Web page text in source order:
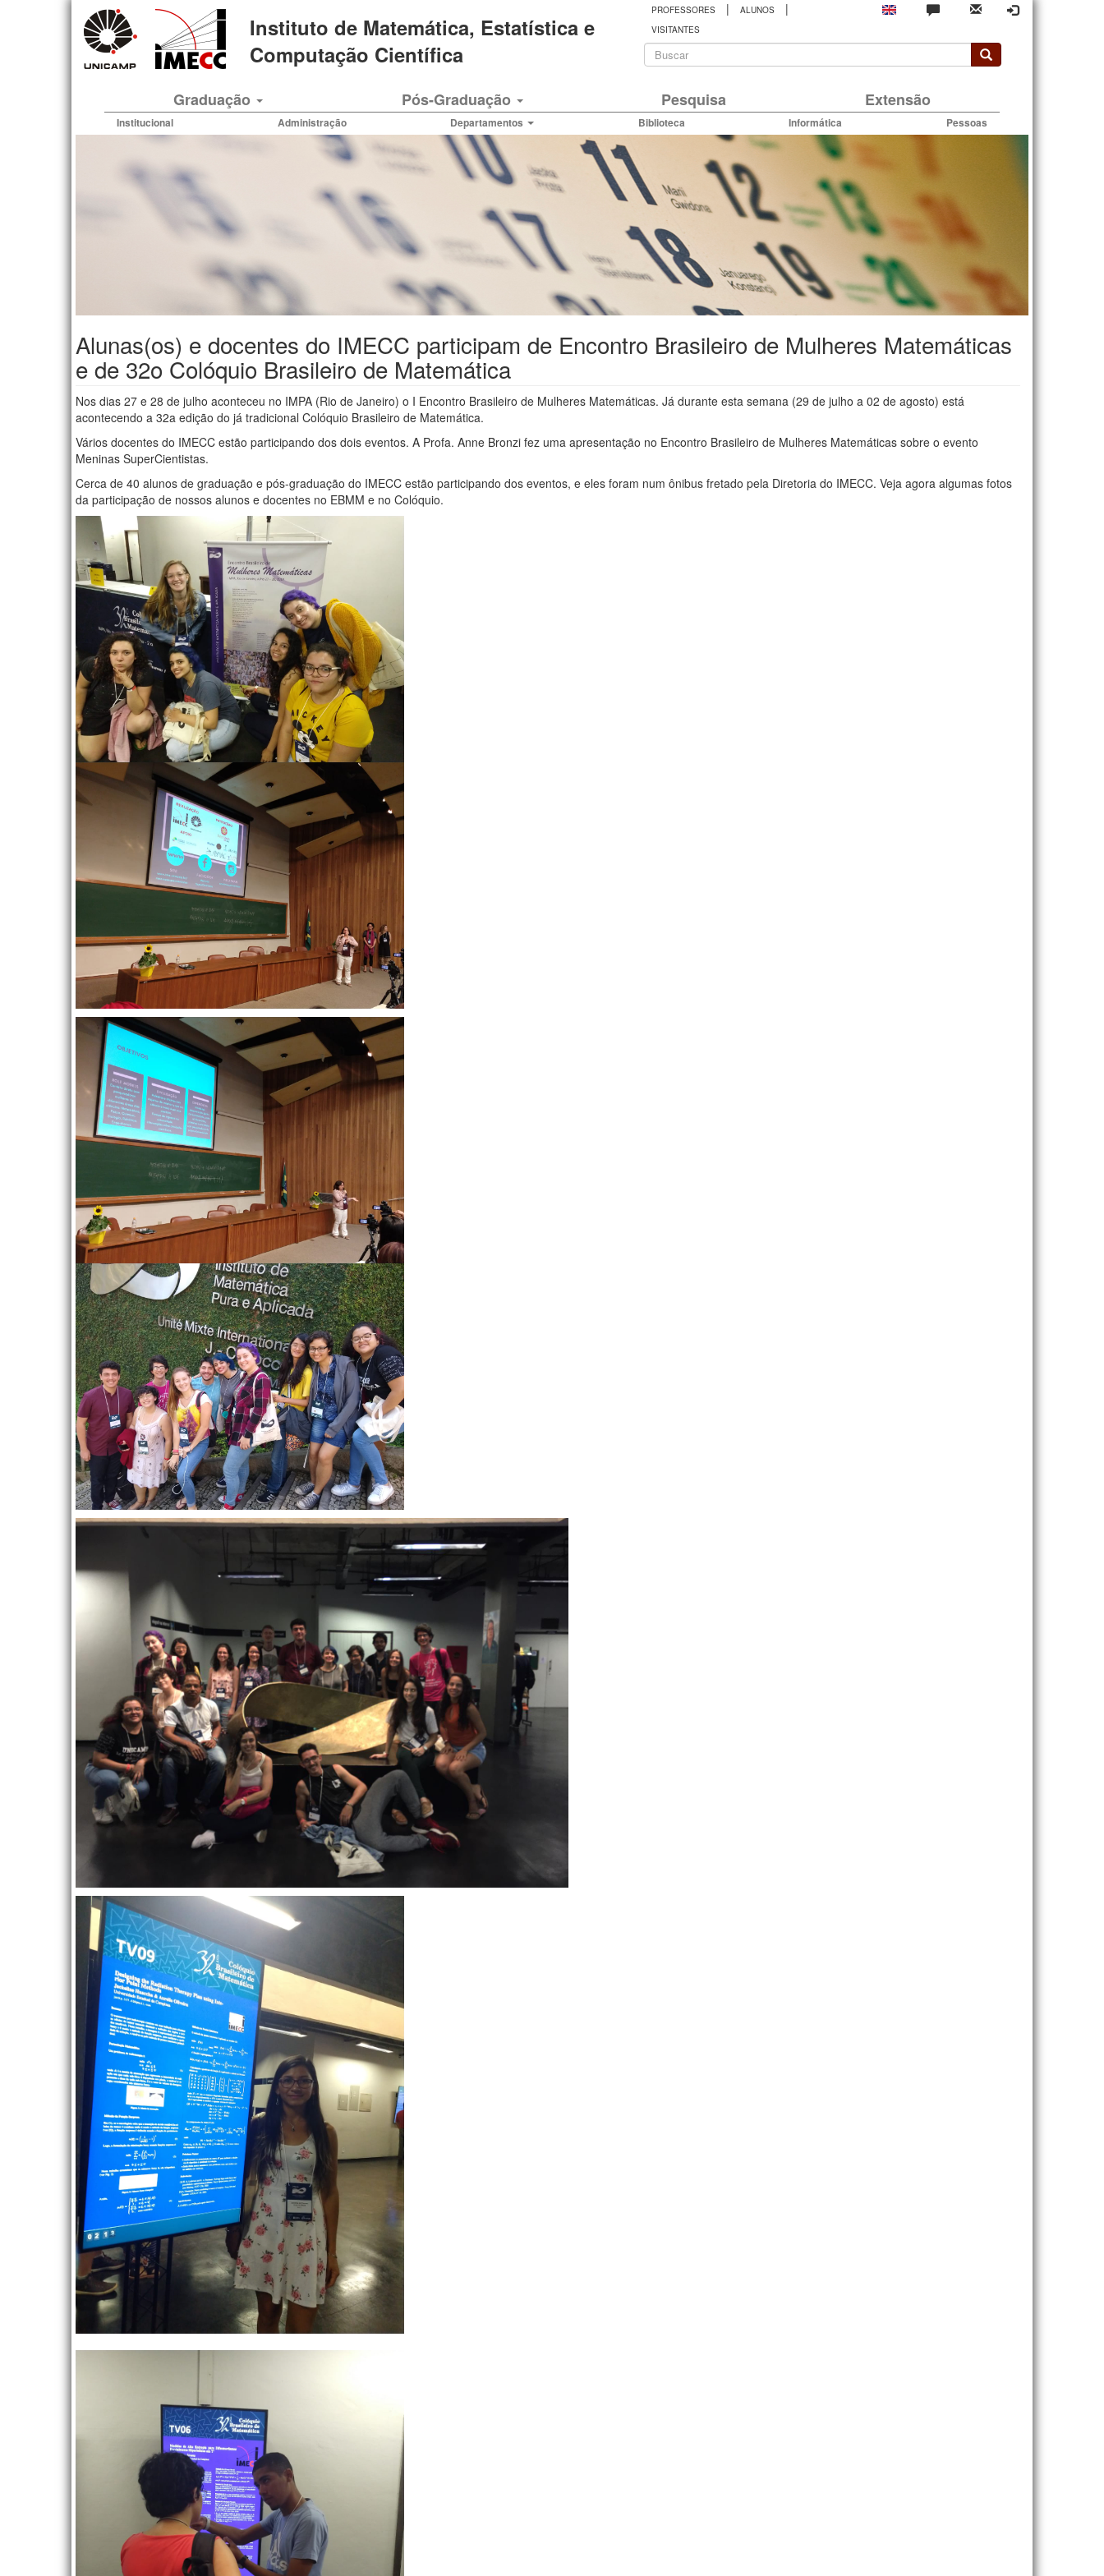
Instituto de Matemática, Estatística e
Computação Científica
PROFESSORES | ALUNOS |
VISITANTES
Formulário
busca
Graduação Pós-Graduação Pesquisa Extensão
Institucional Administração Departamentos Biblioteca Informática Pessoas
Alunas(os) e docentes do IMECC participam de Encontro Brasileiro de Mulheres Matemáticas
e de 32o Colóquio Brasileiro de Matemática
Nos dias 27 e 28 de julho aconteceu no IMPA (Rio de Janeiro) o I Encontro Brasileiro de Mulheres Matemáticas. Já durante esta semana (29 de julho a 02 de agosto) está
acontecendo a 32a edição do já tradicional Colóquio Brasileiro de Matemática.
Vários docentes do IMECC estão participando dos dois eventos. A Profa. Anne Bronzi fez uma apresentação no Encontro Brasileiro de Mulheres Matemáticas sobre o evento
Meninas SuperCientistas.
Cerca de 40 alunos de graduação e pós-graduação do IMECC estão participando dos eventos, e eles foram num ônibus fretado pela Diretoria do IMECC. Veja agora algumas fotos
da participação de nossos alunos e docentes no EBMM e no Colóquio.